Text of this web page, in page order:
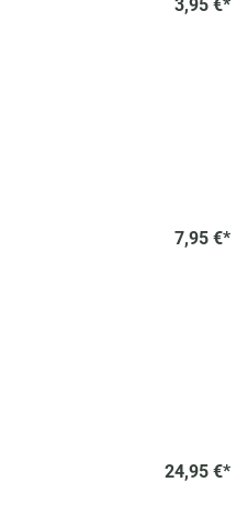
3,95 €*
7,95 €*
24,95 €*